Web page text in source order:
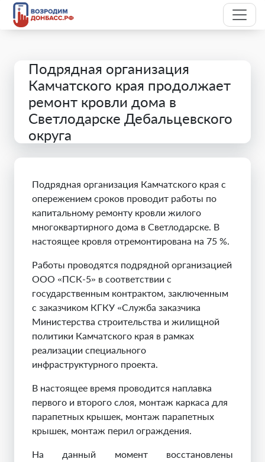
Подрядная организация
Камчатского края продолжает
ремонт кровли дома в
Светлодарске Дебальцевского
округа
Подрядная организация Камчатского края с
опережением сроков проводит работы по
капитальному ремонту кровли жилого
многоквартирного дома в Светлодарске. В
настоящее кровля отремонтирована на 75 %.
Работы проводятся подрядной организацией
ООО «ПСК-5» в соответствии с
государственным контрактом, заключенным
с заказчиком КГКУ «Служба заказчика
Министерства строительства и жилищной
политики Камчатского края в рамках
реализации специального
инфраструктурного проекта.
В настоящее время проводится наплавка
первого и второго слоя, монтаж каркаса для
парапетных крышек, монтаж парапетных
крышек, монтаж перил ограждения.
На данный момент восстановлены